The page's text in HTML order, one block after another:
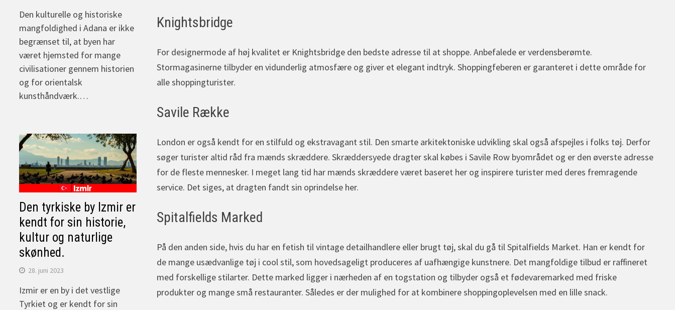
Knightsbridge
For designermode af høj kvalitet er Knightsbridge den bedste adresse til at shoppe. Anbefalede er verdensberømte.
Stormagasinerne tilbyder en vidunderlig atmosfære og giver et elegant indtryk. Shoppingfeberen er garanteret i dette område for
alle shoppingturister.
Savile Række
London er også kendt for en stilfuld og ekstravagant stil. Den smarte arkitektoniske udvikling skal også afspejles i folks tøj. Derfor
søger turister altid råd fra mænds skræddere. Skræddersyede dragter skal købes i Savile Row byområdet og er den øverste adresse
for de fleste mennesker. I meget lang tid har mænds skræddere været baseret her og inspirere turister med deres fremragende
service. Det siges, at dragten fandt sin oprindelse her.
Spitalfields Marked
På den anden side, hvis du har en fetish til vintage detailhandlere eller brugt tøj, skal du gå til Spitalfields Market. Han er kendt for
de mange usædvanlige tøj i cool stil, som hovedsageligt produceres af uafhængige kunstnere. Det mangfoldige tilbud er raffineret
med forskellige stilarter. Dette marked ligger i nærheden af en togstation og tilbyder også et fødevaremarked med friske
produkter og mange små restauranter. Således er der mulighed for at kombinere shoppingoplevelsen med en lille snack.
Den kulturelle og historiske
mangfoldighed i Adana er ikke
begrænset til, at byen har
været hjemsted for mange
civilisationer gennem historien
og for orientalsk
kunsthåndværk.…
Den tyrkiske by Izmir er
kendt for sin historie,
kultur og naturlige
skønhed.
28. juni 2023
Izmir er en by i det vestlige
Tyrkiet og er kendt for sin